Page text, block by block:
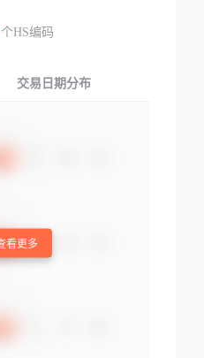
HS编码
交易日期分布
看更多